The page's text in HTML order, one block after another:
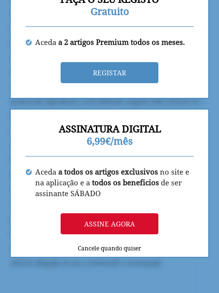
Gratuito
Aceda a 2 artigos Premium todos os meses.
REGISTAR
ASSINATURA DIGITAL
6,99€/mês
Aceda a todos os artigos exclusivos no site e
na aplicação e a todos os beneficios de ser
assinante SÁBADO
ASSINE AGORA
Cancele quando quiser